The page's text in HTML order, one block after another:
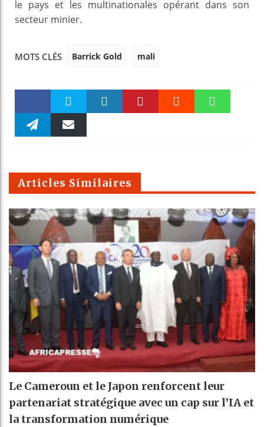
le pays et les multinationales opérant dans son
secteur minier.
MOTS CLÉS Barrick Gold mali
Faceboo Twitter
m
Articles Similaires
Le Cameroun et le Japon renforcent leur
partenariat stratégique avec un cap sur l’IA et
la transformation numérique